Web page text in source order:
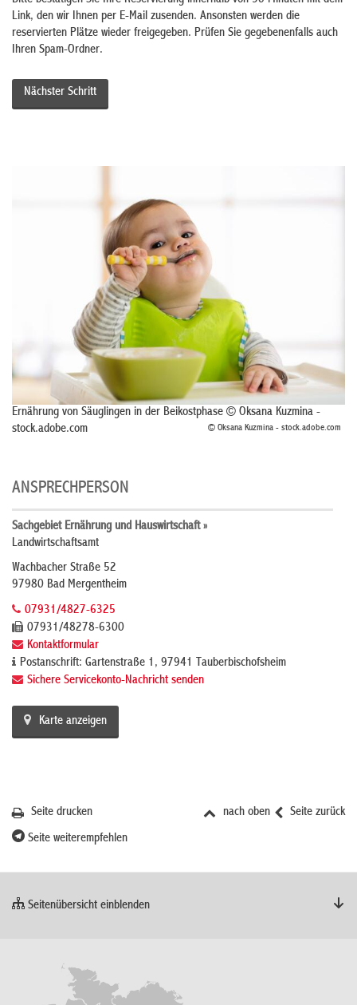
Link, den wir Ihnen per E-Mail zusenden. Ansonsten werden die
reservierten Plätze wieder freigegeben. Prüfen Sie gegebenenfalls auch
Ihren Spam-Ordner.
© Oksana Kuzmina - stock.adobe.com
Ernährung von Säuglingen in der Beikostphase © Oksana Kuzmina -
stock.adobe.com
ANSPRECHPERSON
Sachgebiet Ernährung und Hauswirtschaft »
Landwirtschaftsamt
Wachbacher Straße 52
97980 Bad Mergentheim
07931/4827-6325
07931/48278-6300
Kontaktformular
Postanschrift: Gartenstraße 1, 97941 Tauberbischofsheim
Sichere Servicekonto-Nachricht senden
Karte anzeigen
Seite zurück
nach oben
Seite drucken
Seite weiterempfehlen
Seitenübersicht einblenden